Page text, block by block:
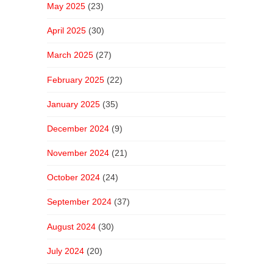
May 2025 (23)
April 2025 (30)
March 2025 (27)
February 2025 (22)
January 2025 (35)
December 2024 (9)
November 2024 (21)
October 2024 (24)
September 2024 (37)
August 2024 (30)
July 2024 (20)